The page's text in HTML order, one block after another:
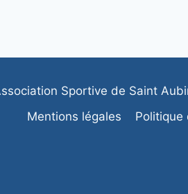
Sportive de Saint
Mentions légales
Politique